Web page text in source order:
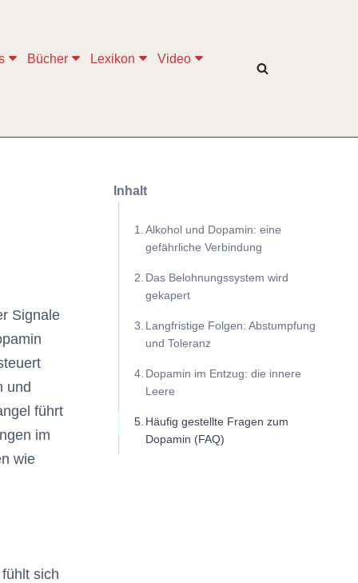
Bücher Lexikon
Video
Signale
und
führt
im
wie
sich
Inhalt
Alkohol und Dopamin: eine
gefährliche Verbindung
Das Belohnungssystem wird
gekapert
Langfristige Folgen: Abstumpfung
und Toleranz
Dopamin im Entzug: die innere
Leere
Häufig gestellte Fragen zum
Dopamin (FAQ)